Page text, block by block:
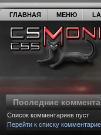
ГЛАВНАЯ МЕНЮ
Последние
Список комментариев пуст
Перейти к списку